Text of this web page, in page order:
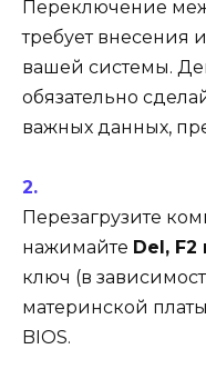
Переключение
требует внесения
вашей системы.
обязательно
важных данных,
Перезагрузите
нажимайте Del, F2
ключ (в
материнской
BIOS.